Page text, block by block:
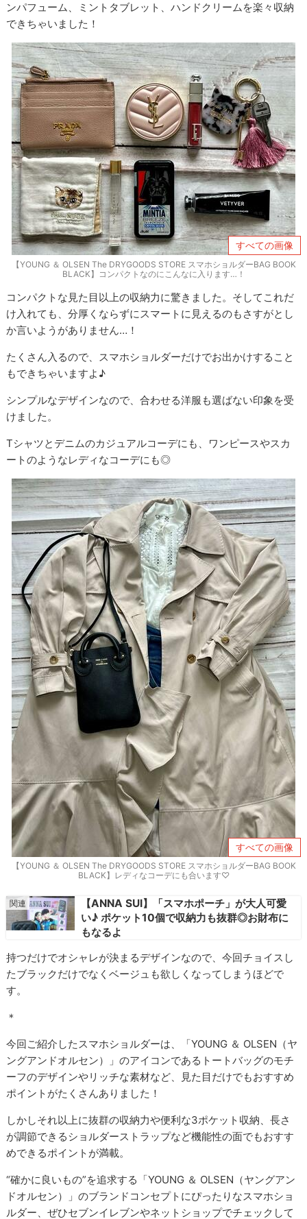
ンパフューム、ミントタブレット、ハンドクリームを楽々収納
できちゃいました！
すべての画像
【YOUNG ＆ OLSEN The DRYGOODS STORE スマホショルダーBAG BOOK
BLACK】コンパクトなのにこんなに入ります…！
コンパクトな見た目以上の収納力に驚きました。そしてこれだ
け入れても、分厚くならずにスマートに見えるのもさすがとし
か言いようがありません…！
たくさん入るので、スマホショルダーだけでお出かけすること
もできちゃいますよ♪
シンプルなデザインなので、合わせる洋服も選ばない印象を受
けました。
Tシャツとデニムのカジュアルコーデにも、ワンピースやスカ
ートのようなレディなコーデにも◎
すべての画像
【YOUNG ＆ OLSEN The DRYGOODS STORE スマホショルダーBAG BOOK
BLACK】レディなコーデにも合います♡
【ANNA SUI】「スマホポーチ」が大人可愛
い♪ ポケット10個で収納力も抜群◎お財布に
もなるよ
持つだけでオシャレが決まるデザインなので、今回チョイスし
たブラックだけでなくベージュも欲しくなってしまうほどで
す。
＊
今回ご紹介したスマホショルダーは、「YOUNG ＆ OLSEN（ヤ
ングアンドオルセン）」のアイコンであるトートバッグのモチ
ーフのデザインやリッチな素材など、見た目だけでもおすすめ
ポイントがたくさんありました！
しかしそれ以上に抜群の収納力や便利な3ポケット収納、長さ
が調節できるショルダーストラップなど機能性の面でもおすす
めできるポイントが満載。
“確かに良いもの”を追求する「YOUNG ＆ OLSEN（ヤングアン
ドオルセン）」のブランドコンセプトにぴったりなスマホショ
ルダー、ぜひセブンイレブンやネットショップでチェックして